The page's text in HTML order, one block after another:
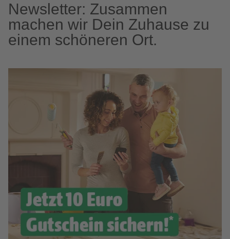
Newsletter: Zusammen
machen wir Dein Zuhause zu
einem schöneren Ort.